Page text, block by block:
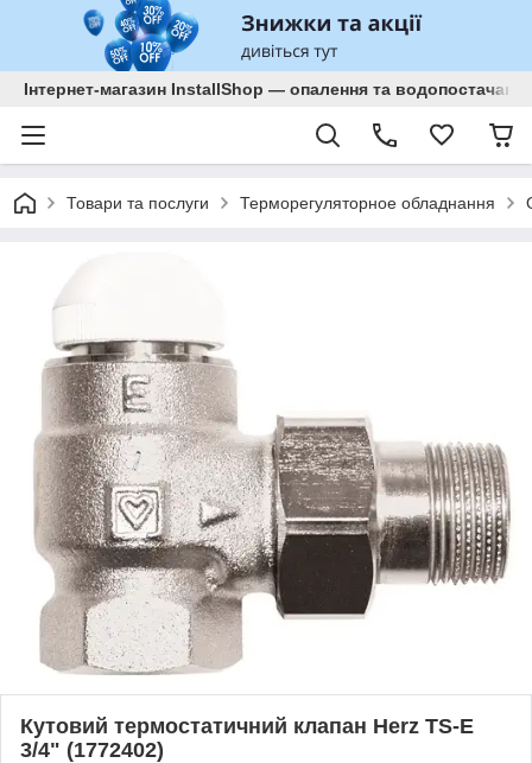
Інтернет-магазин InstallShop — опалення та водопостачання
Товари та послуги Терморегуляторное обладнання
Кутовий термостатичний клапан Herz TS-E
3/4" (1772402)